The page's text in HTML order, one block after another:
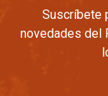
Suscríbete
novedades del